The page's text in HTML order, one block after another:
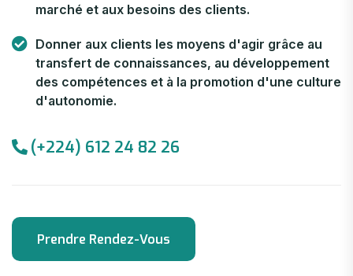
marché et aux besoins des clients.
Donner aux clients les moyens d'agir grâce au
transfert de connaissances, au développement
des compétences et à la promotion d'une culture
d'autonomie.
(+224) 612 24 82 26